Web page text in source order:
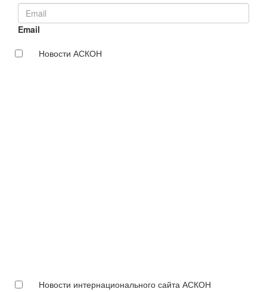
Email
Новости АСКОН
Новости интернационального сайта АСКОН